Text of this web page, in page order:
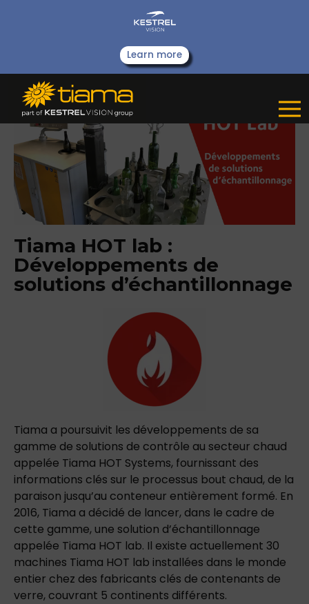
Learn more
Tiama HOT lab :
Développements de
solutions d’échantillonnage
Tiama a poursuivit les développements de sa
gamme de solutions de contrôle au secteur chaud
appelée Tiama HOT Systems, fournissant des
informations clés sur le processus bout chaud, de la
paraison jusqu’au conteneur entièrement formé. En
2016, Tiama a décidé de lancer, dans le cadre de
cette gamme, une solution d’échantillonnage
appelée Tiama HOT lab. Il existe actuellement 30
machines Tiama HOT lab installées dans le monde
entier chez des fabricants clés de contenants de
verre, couvrant 5 continents différents.